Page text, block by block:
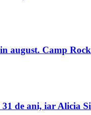
august. Camp
31 de ani, iar Alicia